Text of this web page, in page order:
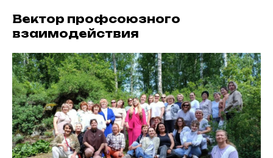
Вектор профсоюзного
взаимодействия